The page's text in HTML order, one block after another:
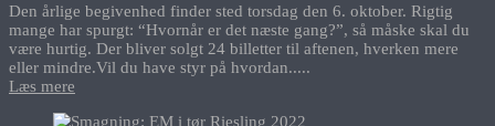
Den årlige begivenhed finder sted torsdag den 6. oktober. Rigtig
mange har spurgt: “Hvornår er det næste gang?”, så måske skal du
være hurtig. Der bliver solgt 24 billetter til aftenen, hverken mere
eller mindre.Vil du have styr på hvordan.....
Læs mere